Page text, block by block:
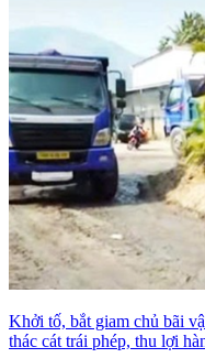
Khởi tố, bắt giam chủ bãi
thác cát trái phép, thu lợi